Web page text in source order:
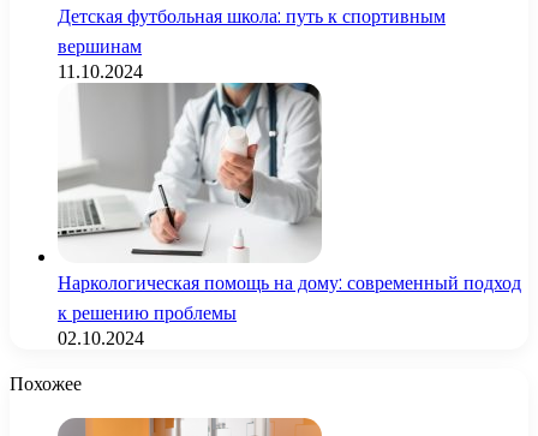
Детская футбольная школа: путь к спортивным
вершинам
11.10.2024
Наркологическая помощь на дому: современный подход
к решению проблемы
02.10.2024
Похожее